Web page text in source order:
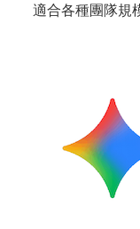
適合各種團隊規